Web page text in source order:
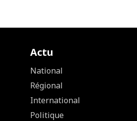
Actu
National
Régional
International
Politique